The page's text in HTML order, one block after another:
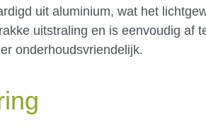
uit aluminium, wat het
uitstraling en is eenvoudig af
onderhoudsvriendelijk.